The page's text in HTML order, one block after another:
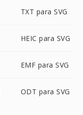
TXT para SVG
HEIC para SVG
EMF para SVG
ODT para SVG